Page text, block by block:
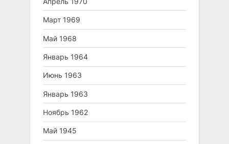
Март 1969
Май 1968
Январь 1964
Июнь 1963
Январь 1963
Ноябрь 1962
Май 1945